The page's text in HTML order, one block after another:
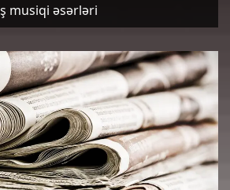
musiqi əsərləri